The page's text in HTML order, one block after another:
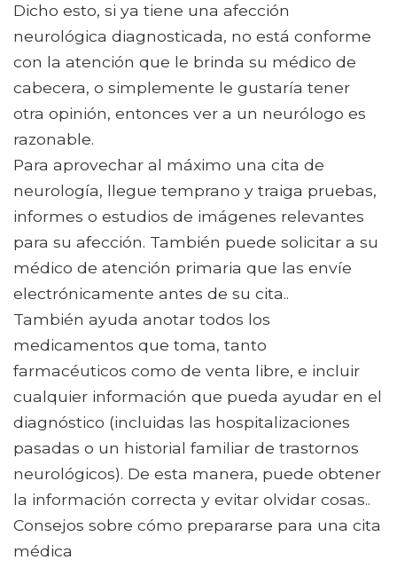
Dicho esto, si ya tiene una afección
neurológica diagnosticada, no está conforme
con la atención que le brinda su médico de
cabecera, o simplemente le gustaría tener
otra opinión, entonces ver a un neurólogo es
razonable.
Para aprovechar al máximo una cita de
neurología, llegue temprano y traiga pruebas,
informes o estudios de imágenes relevantes
para su afección. También puede solicitar a su
médico de atención primaria que las envíe
electrónicamente antes de su cita..
También ayuda anotar todos los
medicamentos que toma, tanto
farmacéuticos como de venta libre, e incluir
cualquier información que pueda ayudar en el
diagnóstico (incluidas las hospitalizaciones
pasadas o un historial familiar de trastornos
neurológicos). De esta manera, puede obtener
la información correcta y evitar olvidar cosas..
Consejos sobre cómo prepararse para una cita
médica